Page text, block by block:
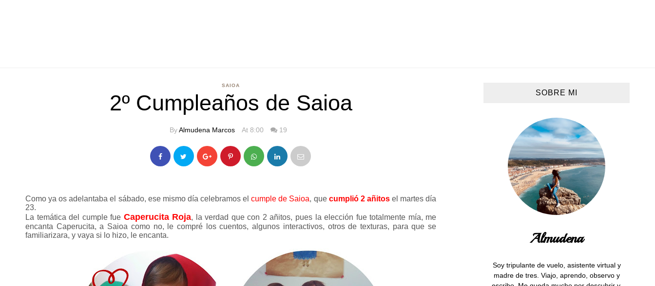
SAIOA
2º Cumpleaños de Saioa
ByAlmudena Marcos At 8:00 19
Como ya os adelantaba el sábado, ese mismo día celebramos elcumple de Saioa, que cumplió 2 añitosel martes día
23.
La temática del cumple fue Caperucita Roja, la verdad que con 2 añitos, pues la elección fue totalmente mía, me
encanta Caperucita, a Saioa como no, le compré los cuentos, algunos interactivos, otros de texturas, para que se
familiarizara, y vaya si lo hizo, le encanta.
SOBRE MI
Almudena
Soy tripulante de vuelo, asistente virtual y
madre de tres. Viajo, aprendo, observo y